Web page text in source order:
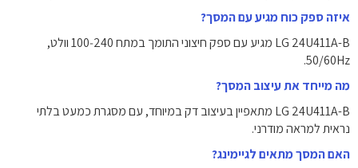
איזה ספק כוח מגיע עם המסך?
LG 24U411A-B מגיע עם ספק חיצוני התומך במתח ‎100‑240‎ וולט,
‎50/60Hz‎.
מה מייחד את עיצוב המסך?
LG 24U411A-B מתאפיין בעיצוב דק במיוחד, עם מסגרת כמעט בלתי
נראית למראה מודרני.
האם המסך מתאים לגיימינג?